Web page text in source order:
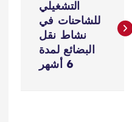
التشغيلي
للشاحنات في
نشاط نقل
البضائع لمدة
6 أشهر